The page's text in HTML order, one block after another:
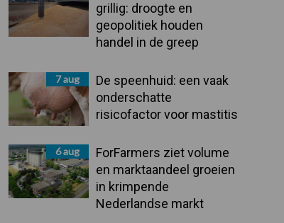
grillig: droogte en
geopolitiek houden
handel in de greep
7 aug
De speenhuid: een vaak
onderschatte
risicofactor voor mastitis
6 aug
ForFarmers ziet volume
en marktaandeel groeien
in krimpende
Nederlandse markt